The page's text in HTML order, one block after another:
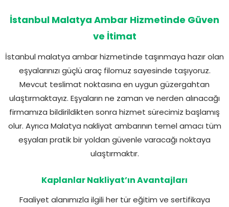
İstanbul Malatya Ambar Hizmetinde Güven
ve İtimat
İstanbul malatya ambar hizmetinde taşınmaya hazır olan
eşyalarınızı güçlü araç filomuz sayesinde taşıyoruz.
Mevcut teslimat noktasına en uygun güzergahtan
ulaştırmaktayız. Eşyaların ne zaman ve nerden alınacağı
firmamıza bildirildikten sonra hizmet sürecimiz başlamış
olur. Ayrıca Malatya nakliyat ambarının temel amacı tüm
eşyaları pratik bir yoldan güvenle varacağı noktaya
ulaştırmaktır.
Kaplanlar Nakliyat’ın Avantajları
Faaliyet alanımızla ilgili her tür eğitim ve sertifikaya